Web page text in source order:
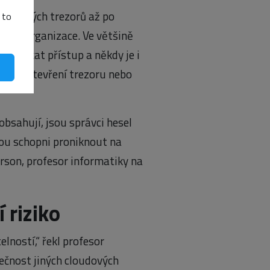
to
trezorů až po
organizace. Ve většině
získat přístup a někdy je i
otevření trezoru nebo
jsou správci hesel
schopni proniknout na
profesor informatiky na
riziko
řekl profesor
jiných cloudových